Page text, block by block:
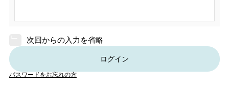
次回からの入力を省略
ログイン
パスワードをお忘れの方